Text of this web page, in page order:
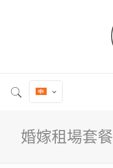
婚嫁租場套餐